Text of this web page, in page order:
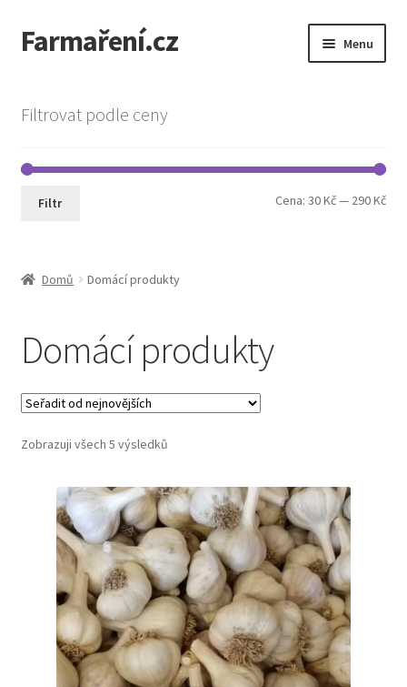
Přeskočit
na
Přejít
k
Farmaření.cz Menu
menu
Kontakt
Filtrovat podle ceny
Filtr Cena:30 Kč— 290 Kč
Domů Domácí produkty
Domácí produkty
Zobrazuji všech 5 výsledků